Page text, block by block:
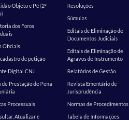
Objeto e Pé (2º
dos Foros
Oficiais
de petição
Digital CNJ
de Prestação de Pena
Processuais
Atualizar e
Resoluções
Súmulas
Editais de Eliminação de
Documentos Judiciais
Editais de Eliminação de
Agravos de Instrumento
Relatórios de Gestão
Revista Ementário de
Jurisprudência
Normas de Procedimentos
Tabela de Informações